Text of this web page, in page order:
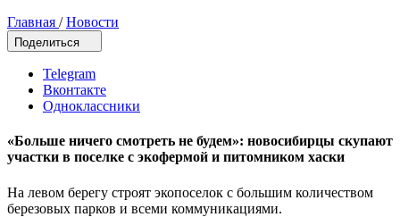
Главная / Новости
Поделиться
Telegram
Вконтакте
Одноклассники
«Больше ничего смотреть не будем»: новосибирцы скупают
участки в поселке с экофермой и питомником хаски
На левом берегу строят экопоселок с большим количеством
березовых парков и всеми коммуникациями.